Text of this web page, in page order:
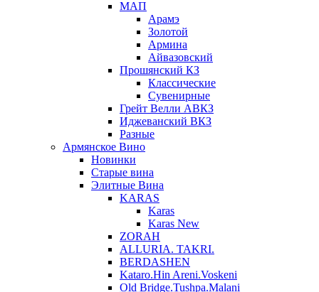
МАП
Арамэ
Золотой
Армина
Айвазовский
Прошянский КЗ
Классические
Сувенирные
Грейт Велли АВКЗ
Иджеванский ВКЗ
Разные
Армянское Вино
Новинки
Старые вина
Элитные Вина
KARAS
Karas
Karas New
ZORAH
ALLURIA. TAKRI.
BERDASHEN
Kataro.Hin Areni.Voskeni
Old Bridge.Tushpa.Malani